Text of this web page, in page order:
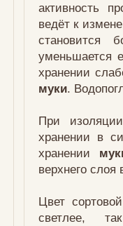
активность
ведёт к
становится
уменьшается
хранении
муки.
При
хранении в
хранении
верхнего
Цвет
светлее,